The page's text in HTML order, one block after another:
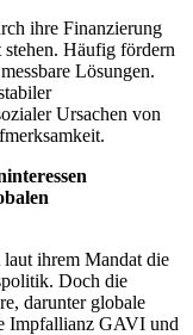
ihre Finanzierung
Häufig fördern
Lösungen.
Ursachen von
ihrem Mandat die
Doch die
, darunter globale
Impfallianz GAVI und